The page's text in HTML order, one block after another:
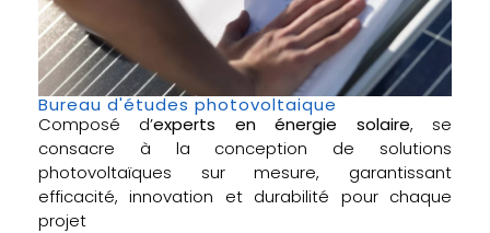
Bureau d'études photovoltaique
Composé d’experts en énergie solaire, se
consacre à la conception de solutions
photovoltaïques sur mesure, garantissant
efficacité, innovation et durabilité pour chaque
projet